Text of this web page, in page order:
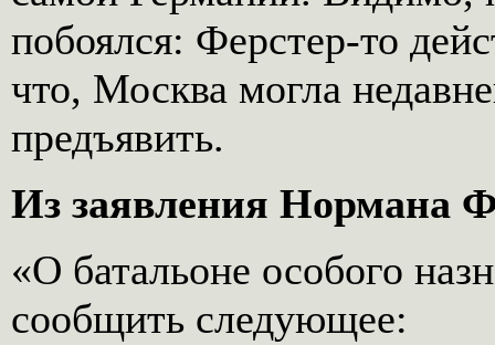
побоялся: Ферстер-то
что, Москва могла
предъявить.
Из заявления Нормана
«О батальоне особого
сообщить следующее: